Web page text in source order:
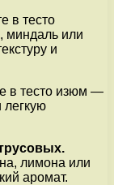
в тесто
миндаль или
и
в тесто изюм —
легкую
лимона или
аромат.